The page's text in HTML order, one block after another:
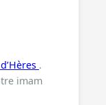
.
imam